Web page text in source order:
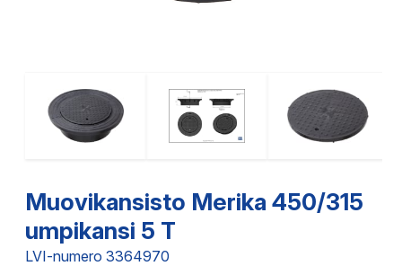
Muovikansisto Merika 450/315
umpikansi 5 T
LVI-numero 3364970